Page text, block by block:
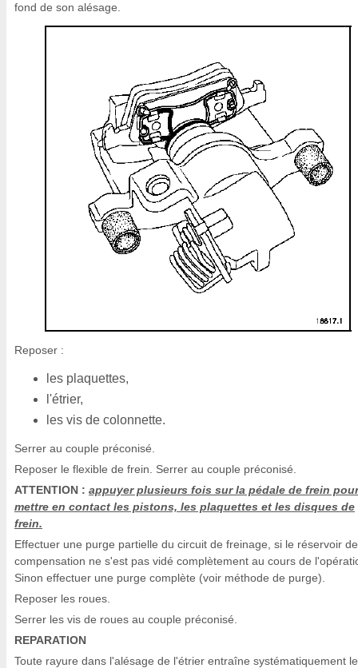
fond de son alésage.
Reposer :
les plaquettes,
l'étrier,
les vis de colonnette.
Serrer au couple préconisé.
Reposer le flexible de frein. Serrer au couple préconisé.
ATTENTION : appuyer plusieurs fois sur la pédale de frein pour
mettre en contact les pistons, les plaquettes et les disques de
frein.
Effectuer une purge partielle du circuit de freinage, si le réservoir de
compensation ne s'est pas vidé complètement au cours de
Sinon effectuer une purge complète (voir méthode de purge).
Reposer les roues.
Serrer les vis de roues au couple préconisé.
REPARATION
Toute rayure dans l'alésage de l'étrier entraîne systématiquement le